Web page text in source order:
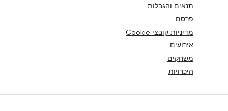
תנאים והגבלות
פרסם
מדיניות קובצי Cookie
אירועים
משחקים
היכרויות